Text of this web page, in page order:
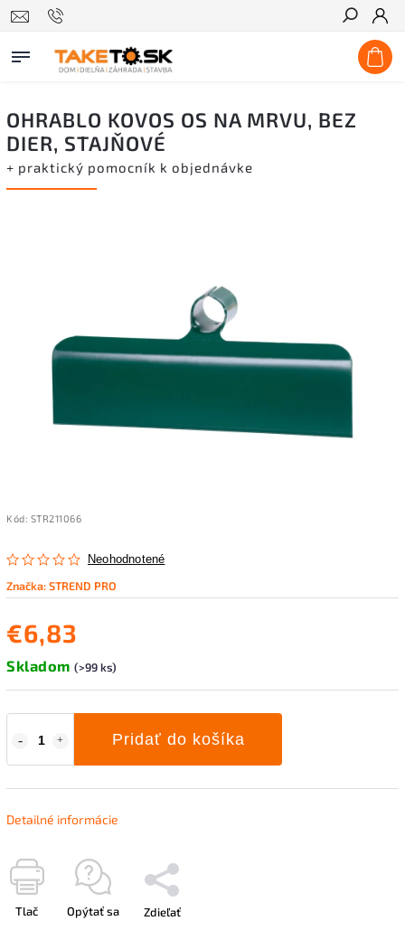
Hľadať
OHRABLO KOVOS OS NA MRVU, BEZ
DIER, STAJŇOVÉ
+ praktický pomocník k objednávke
Kód: STR211066
Neohodnotené
Značka:STREND PRO
€6,83
Skladom (>99 ks)
Pridať do košíka
Detailné informácie
Tlač Opýtať sa Zdieľať